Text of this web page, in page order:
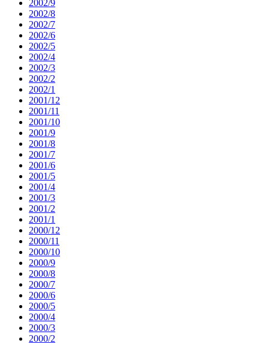
2002/9
2002/8
2002/7
2002/6
2002/5
2002/4
2002/3
2002/2
2002/1
2001/12
2001/11
2001/10
2001/9
2001/8
2001/7
2001/6
2001/5
2001/4
2001/3
2001/2
2001/1
2000/12
2000/11
2000/10
2000/9
2000/8
2000/7
2000/6
2000/5
2000/4
2000/3
2000/2